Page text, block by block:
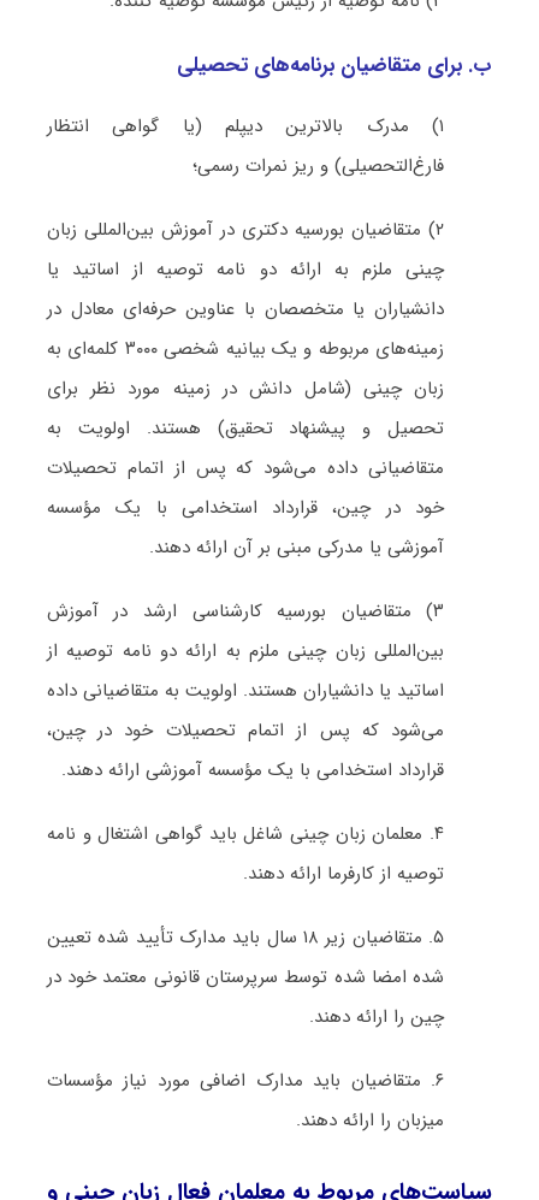
ب. برای متقاضیان برنامه‌های تحصیلی
۱) مدرک بالاترین دیپلم (یا گواهی انتظار
فارغ‌التحصیلی) و ریز نمرات رسمی؛
۲) متقاضیان بورسیه دکتری در آموزش بین‌المللی زبان
چینی ملزم به ارائه دو نامه توصیه از اساتید یا
دانشیاران یا متخصصان با عناوین حرفه‌ای معادل در
زمینه‌های مربوطه و یک بیانیه شخصی ۳۰۰۰ کلمه‌ای به
زبان چینی (شامل دانش در زمینه مورد نظر برای
تحصیل و پیشنهاد تحقیق) هستند. اولویت به
متقاضیانی داده می‌شود که پس از اتمام تحصیلات
خود در چین، قرارداد استخدامی با یک مؤسسه
آموزشی یا مدرکی مبنی بر آن ارائه دهند.
۳) متقاضیان بورسیه کارشناسی ارشد در آموزش
بین‌المللی زبان چینی ملزم به ارائه دو نامه توصیه از
اساتید یا دانشیاران هستند. اولویت به متقاضیانی داده
می‌شود که پس از اتمام تحصیلات خود در چین،
قرارداد استخدامی با یک مؤسسه آموزشی ارائه دهند.
۴. معلمان زبان چینی شاغل باید گواهی اشتغال و نامه
توصیه از کارفرما ارائه دهند.
۵. متقاضیان زیر ۱۸ سال باید مدارک تأیید شده تعیین
شده امضا شده توسط سرپرستان قانونی معتمد خود در
چین را ارائه دهند.
۶. متقاضیان باید مدارک اضافی مورد نیاز مؤسسات
میزبان را ارائه دهند.